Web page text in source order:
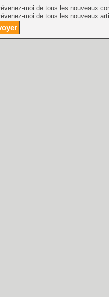
moi de tous les nouveaux
moi de tous les nouveaux